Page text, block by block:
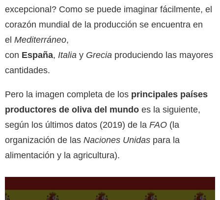
excepcional? Como se puede imaginar fácilmente, el
corazón mundial de la producción se encuentra en
el Mediterráneo,
con España, Italia y Grecia produciendo las mayores
cantidades.
Pero la imagen completa de los principales países
productores de oliva del mundo es la siguiente,
según los últimos datos (2019) de la FAO (la
organización de las Naciones Unidas para la
alimentación y la agricultura).